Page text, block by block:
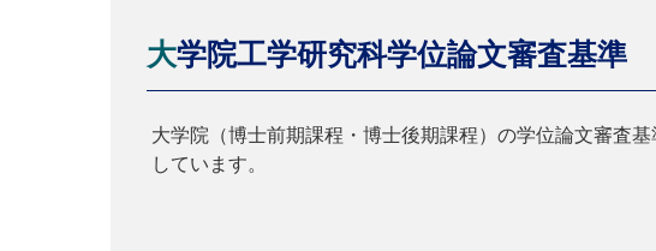
大学院工学研究科学位論文審査基準
大学院（博士前期課程・博士後期課程）の学位論文審査基
しています。